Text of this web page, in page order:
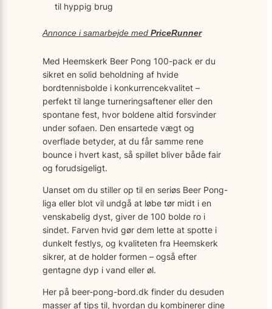
til hyppig brug
Annonce i samarbejde med PriceRunner
Med Heemskerk Beer Pong 100-pack er du
sikret en solid beholdning af hvide
bordtennisbolde i konkurrencekvalitet –
perfekt til lange turneringsaftener eller den
spontane fest, hvor boldene altid forsvinder
under sofaen. Den ensartede vægt og
overflade betyder, at du får samme rene
bounce i hvert kast, så spillet bliver både fair
og forudsigeligt.
Uanset om du stiller op til en seriøs Beer Pong-
liga eller blot vil undgå at løbe tør midt i en
venskabelig dyst, giver de 100 bolde ro i
sindet. Farven hvid gør dem lette at spotte i
dunkelt festlys, og kvaliteten fra Heemskerk
sikrer, at de holder formen – også efter
gentagne dyp i vand eller øl.
Her på beer-pong-bord.dk finder du desuden
masser af tips til, hvordan du kombinerer dine